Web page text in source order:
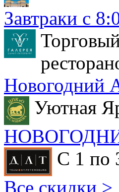
Завтраки с
Новогодний
Уютная
С 1 по
Все скидки >